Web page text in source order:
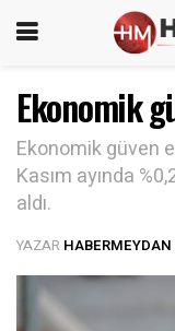
Ekonomik
Ekonomik güven
Kasım ayında
aldı.
YAZAR HABERMEYDAN